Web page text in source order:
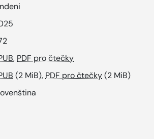
, PDF pro čtečky
(2 MiB), PDF pro čtečky(2 MiB)